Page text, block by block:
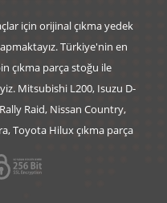
için orijinal çıkma yedek
Türkiye'nin en
çıkma parça stoğu ile
Mitsubishi L200, Isuzu D-
Raid, Nissan Country,
Toyota Hilux çıkma parça